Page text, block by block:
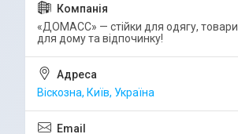
«ДОМАСС» — стійки для одягу, товари
для дому та відпочинку!
Віскозна, Київ, Україна